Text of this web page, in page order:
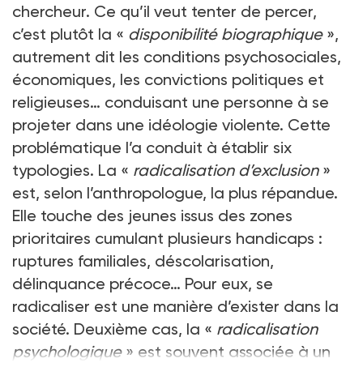
chercheur. Ce qu’il veut tenter de percer,
c’est plutôt la « disponibilité biographique»,
autrement dit les conditions psychosociales,
économiques, les convictions politiques et
religieuses… conduisant une personne à se
projeter dans une idéologie violente. Cette
problématique l’a conduit à établir six
typologies. La « radicalisation d’exclusion»
est, selon l’anthropologue, la plus répandue.
Elle touche des jeunes issus des zones
prioritaires cumulant plusieurs handicaps :
ruptures familiales, déscolarisation,
délinquance précoce… Pour eux, se
radicaliser est une manière d’exister dans la
société. Deuxième cas, la « radicalisation
psychologique» est souvent associée à un